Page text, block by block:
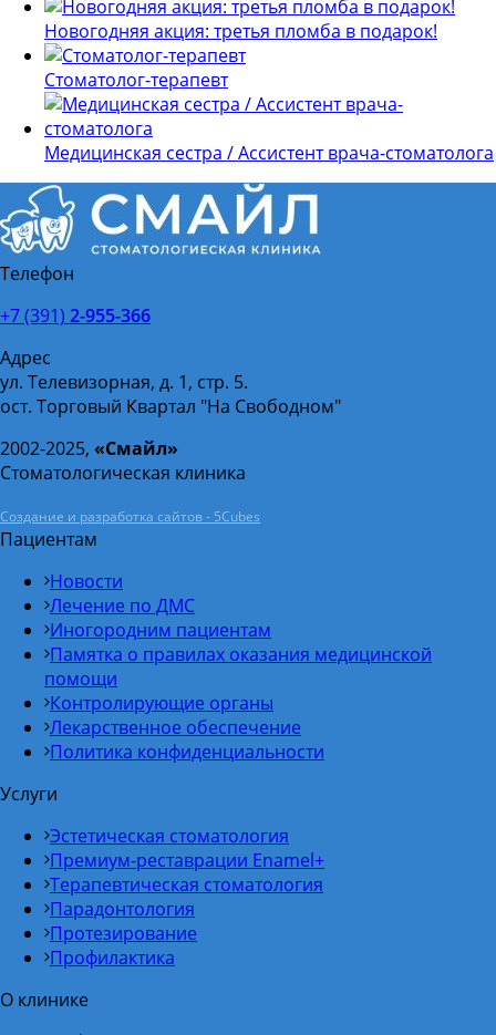
Новогодняя акция: третья пломба в подарок!
Стоматолог-терапевт
Медицинская сестра / Ассистент врача-стоматолога
Телефон
+7 (391) 2-955-366
Адрес
ул. Телевизорная, д. 1, стр. 5.
ост. Торговый Квартал "На Свободном"
2002-2025, «Смайл»
Стоматологическая клиника
Создание и разработка сайтов - 5Cubes
Пациентам
Новости
Лечение по ДМС
Иногородним пациентам
Памятка о правилах оказания медицинской
помощи
Контролирующие органы
Лекарственное обеспечение
Политика конфиденциальности
Услуги
Эстетическая стоматология
Премиум-реставрации Enamel+
Терапевтическая стоматология
Парадонтология
Протезирование
Профилактика
О клинике